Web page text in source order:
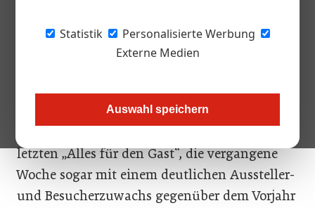
Statistik
Personalisierte Werbung
Externe Medien
Auswahl speichern
brodelt es.
Gastronomie und Hotellerie, die seit 1970
alljährlich im Messezentrum Salzburg
letzten „Alles für den Gast“, die vergangene
Woche sogar mit einem deutlichen Aussteller-
und Besucherzuwachs gegenüber dem Vorjahr